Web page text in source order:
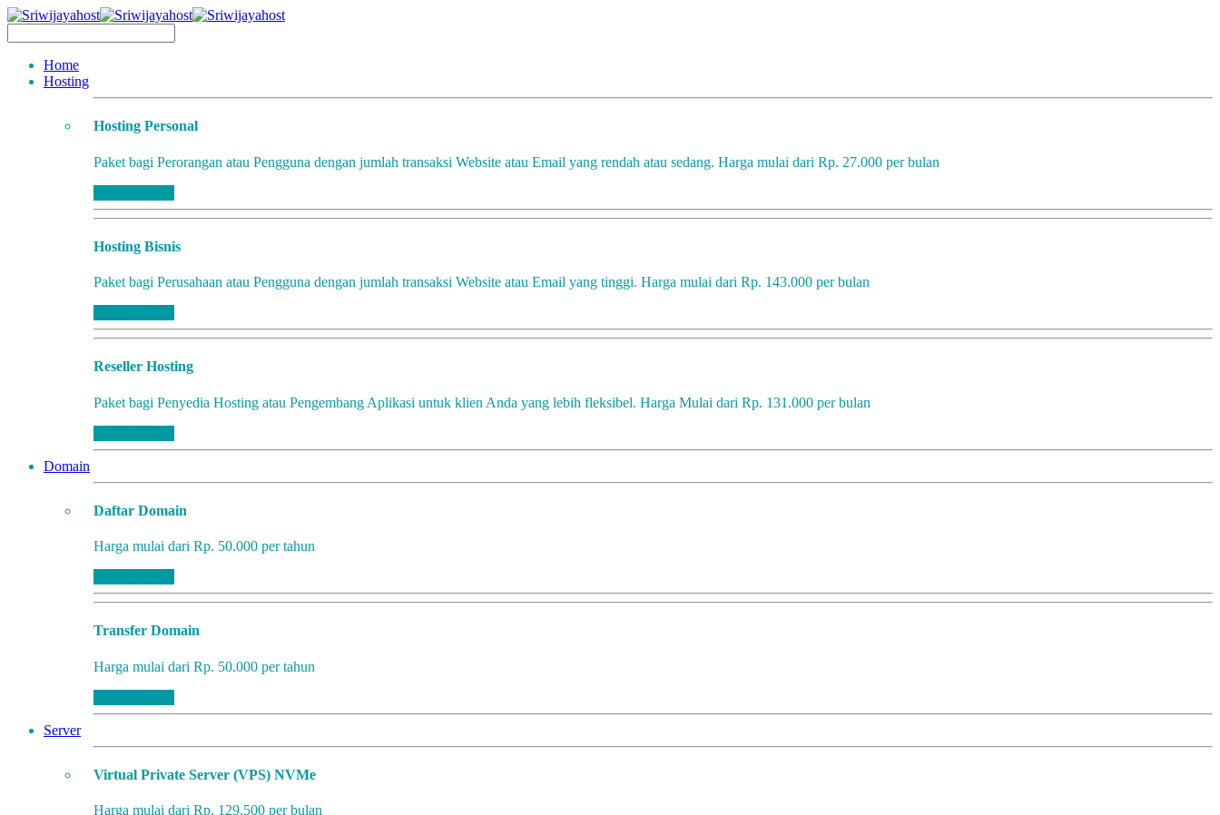
Home
Hosting
Hosting Personal
Paket bagi Perorangan atau Pengguna dengan jumlah transaksi Website atau Email yang rendah atau sedang. Harga mulai dari Rp. 27.000 per bulan
Hosting Bisnis
Paket bagi Perusahaan atau Pengguna dengan jumlah transaksi Website atau Email yang tinggi. Harga mulai dari Rp. 143.000 per bulan
Reseller Hosting
Paket bagi Penyedia Hosting atau Pengembang Aplikasi untuk klien Anda yang lebih fleksibel. Harga Mulai dari Rp. 131.000 per bulan
Domain
Daftar Domain
Harga mulai dari Rp. 50.000 per tahun
Transfer Domain
Harga mulai dari Rp. 50.000 per tahun
Server
Virtual Private Server (VPS) NVMe
Harga mulai dari Rp. 129.500 per bulan